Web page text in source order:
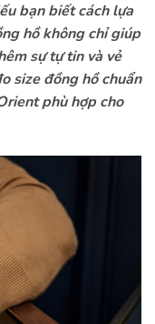
bạn biết cách lựa
hồ không chỉ giúp
sự tự tin và vẻ
size đồng hồ chuẩn
phù hợp cho